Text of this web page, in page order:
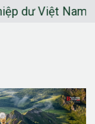
dư Việt Nam